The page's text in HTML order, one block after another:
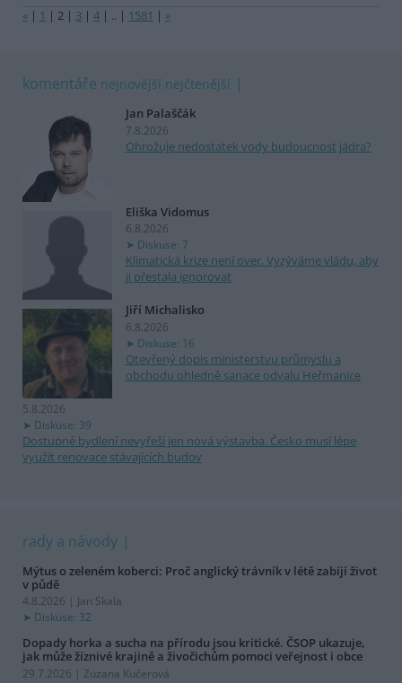
« | 1 | 2 | 3 | 4 | .. | 1581 | »
komentáře nejnovější nejčtenější
Jan Palaščák
7.8.2026
Ohrožuje nedostatek vody budoucnost jádra?
Eliška Vidomus
6.8.2026
Diskuse: 7
Klimatická krize není over. Vyzýváme vládu, aby
ji přestala ignorovat
Jiří Michalisko
6.8.2026
Diskuse: 16
Otevřený dopis ministerstvu průmyslu a
obchodu ohledně sanace odvalu Heřmanice
5.8.2026
Diskuse: 39
Dostupné bydlení nevyřeší jen nová výstavba. Česko musí lépe
využít renovace stávajících budov
rady a návody
Mýtus o zeleném koberci: Proč anglický trávník v létě zabíjí život
v půdě
4.8.2026 | Jan Skala
Diskuse: 32
Dopady horka a sucha na přírodu jsou kritické. ČSOP ukazuje,
jak může žíznivé krajině a živočichům pomoci veřejnost i obce
29.7.2026 | Zuzana Kučerová